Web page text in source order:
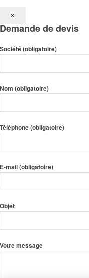
×
Demande de devis
Société (obligatoire)
Nom (obligatoire)
Téléphone (obligatoire)
E-mail (obligatoire)
Objet
Votre message